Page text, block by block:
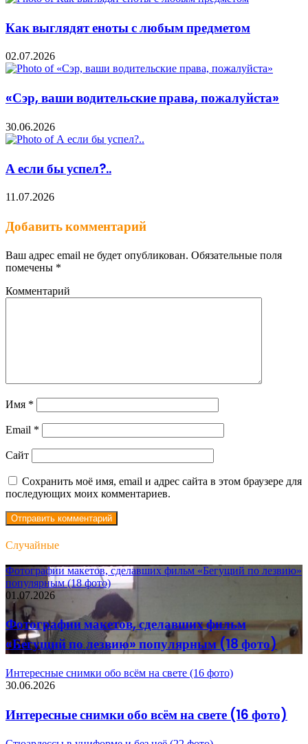
Как выглядят еноты с любым предметом
02.07.2026
«Сэр, ваши водительские права, пожалуйста»
30.06.2026
А если бы успел?..
11.07.2026
Добавить комментарий
Ваш адрес email не будет опубликован. Обязательные поля
помечены *
Комментарий
Имя *
Email *
Сайт
Сохранить моё имя, email и адрес сайта в этом браузере для
последующих моих комментариев.
Случайные
Фотографии макетов, сделавших фильм «Бегущий по лезвию»
популярным (18 фото)
01.07.2026
Фотографии макетов, сделавших фильм
«Бегущий по лезвию» популярным (18 фото)
Интересные снимки обо всём на свете (16 фото)
30.06.2026
Интересные снимки обо всём на свете (16 фото)